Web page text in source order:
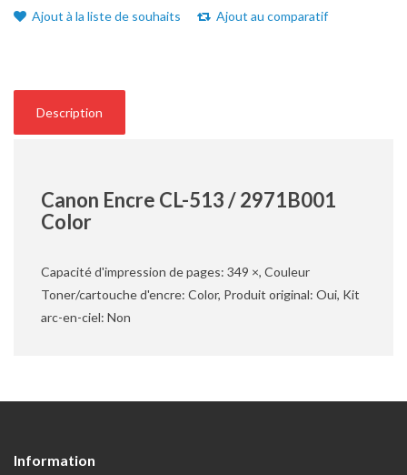
Ajout à la liste de souhaits Ajout au comparatif
Description
Canon Encre CL-513 / 2971B001
Color
Capacité d'impression de pages: 349 ×, Couleur
Toner/cartouche d'encre: Color, Produit original: Oui, Kit
arc-en-ciel: Non
Information